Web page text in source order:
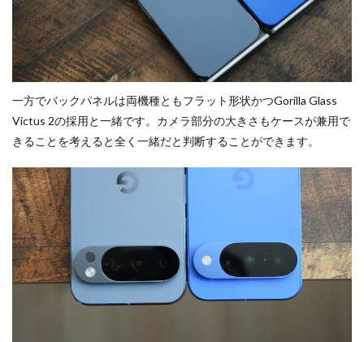
一方でバックパネルは両機種ともフラット形状かつGorilla Glass
Victus 2の採用と一緒です。カメラ部分の大きさもケースが兼用で
きることを考えると全く一緒だと判断することができます。